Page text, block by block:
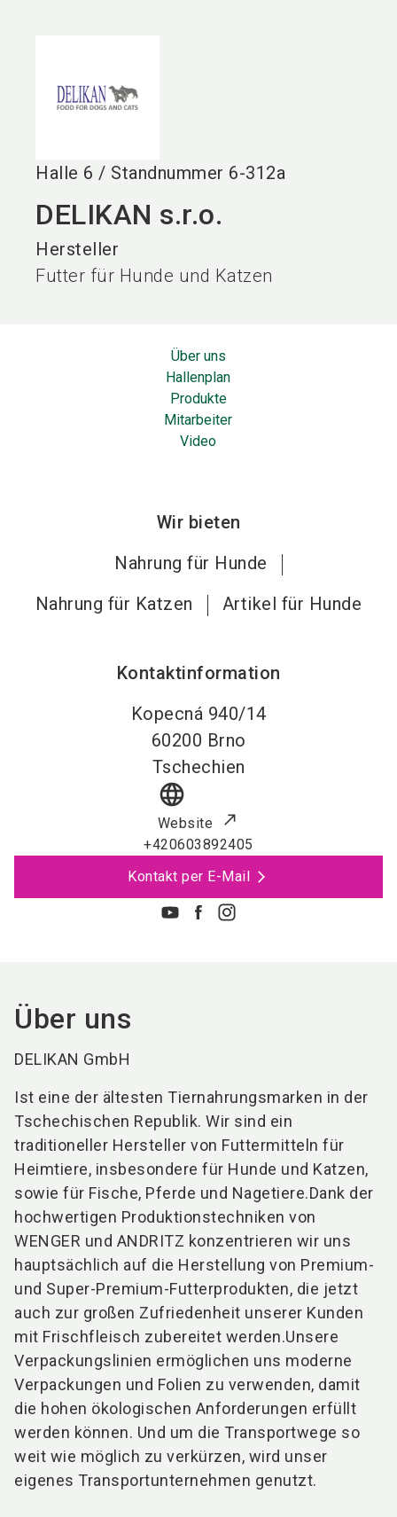
Halle 6 / Standnummer 6-312a
DELIKAN s.r.o.
Hersteller
Futter für Hunde und Katzen
Über uns
Hallenplan
Produkte
Mitarbeiter
Video
Wir bieten
Nahrung für Hunde
Nahrung für Katzen
Artikel für Hunde
Kontaktinformation
Kopecná 940/14
60200 Brno
Tschechien
language
Website
+420603892405
Kontakt per E-Mail
Über uns
DELIKAN GmbH
Ist eine der ältesten Tiernahrungsmarken in der
Tschechischen Republik. Wir sind ein
traditioneller Hersteller von Futtermitteln für
Heimtiere, insbesondere für Hunde und Katzen,
sowie für Fische, Pferde und Nagetiere.Dank der
hochwertigen Produktionstechniken von
WENGER und ANDRITZ konzentrieren wir uns
hauptsächlich auf die Herstellung von Premium-
und Super-Premium-Futterprodukten, die jetzt
auch zur großen Zufriedenheit unserer Kunden
mit Frischfleisch zubereitet werden.Unsere
Verpackungslinien ermöglichen uns moderne
Verpackungen und Folien zu verwenden, damit
die hohen ökologischen Anforderungen erfüllt
werden können. Und um die Transportwege so
weit wie möglich zu verkürzen, wird unser
eigenes Transportunternehmen genutzt.